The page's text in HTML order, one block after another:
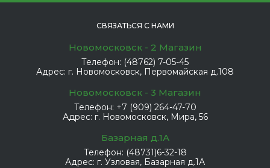
СВЯЗАТЬСЯ С НАМИ
Новомосковск - 2 Магазин
Телефон: (48762) 7-05-45
Адрес: г. Новомосковск, Первомайская д.108
Новомосковск - 3 Магазин
Телефон: +7 (909) 264-47-70
Адрес: г. Новомосковск, Мира, 56
Базарная д.1А
Телефон: (48731)6-32-18
Адрес: г. Узловая, Базарная д.1А